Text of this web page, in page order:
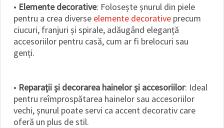
• Elemente decorative: Folosește șnurul din piele
pentru a crea diverse elemente decorative precum
ciucuri, franjuri și spirale, adăugând eleganță
accesoriilor pentru casă, cum ar fi brelocuri sau
genți.
• Reparații și decorarea hainelor și accesoriilor: Ideal
pentru reîmprospătarea hainelor sau accesoriilor
vechi, șnurul poate servi ca accent decorativ care
oferă un plus de stil.